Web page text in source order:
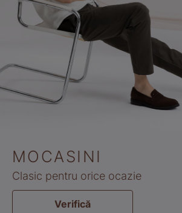
MOCASINI
Clasic pentru orice ocazie
Verifică